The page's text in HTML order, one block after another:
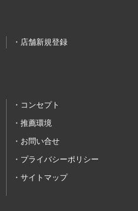
店舗新規登録
コンセプト
推薦環境
お問い合せ
プライバシーポリシー
サイトマップ